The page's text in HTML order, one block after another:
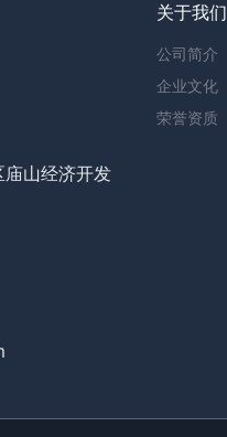
山经济开发
关于我们
公司简介
企业文化
荣誉资质